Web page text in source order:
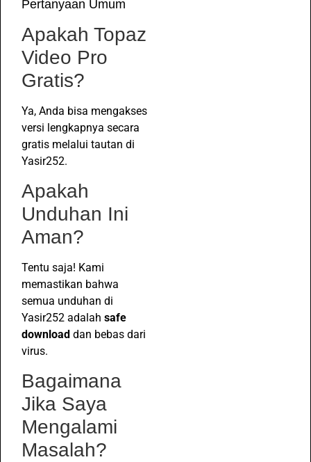
Pertanyaan Umum
Apakah Topaz
Video Pro
Gratis?
Ya, Anda bisa mengakses
versi lengkapnya secara
gratis melalui tautan di
Yasir252.
Apakah
Unduhan Ini
Aman?
Tentu saja! Kami
memastikan bahwa
semua unduhan di
Yasir252 adalah safe
download dan bebas dari
virus.
Bagaimana
Jika Saya
Mengalami
Masalah?